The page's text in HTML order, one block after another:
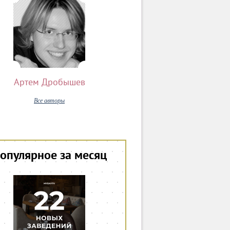
Артем Дробышев
Все авторы
за месяц